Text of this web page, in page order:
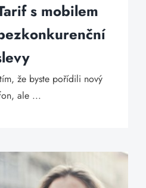
s mobilem
že byste pořídili nový
ale ...